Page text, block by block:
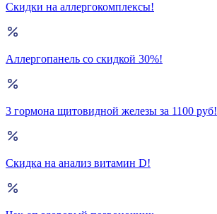
Скидки на аллергокомплексы!
Аллергопанель со скидкой 30%!
3 гормона щитовидной железы за 1100 руб!
Скидка на анализ витамин D!